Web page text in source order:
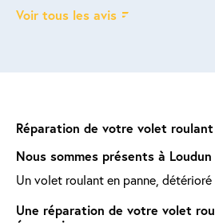
Réparation de votre volet
Nous sommes présents à Loudun
Un volet roulant en panne, détérioré
Une réparation de votre volet
Voir tous les avis